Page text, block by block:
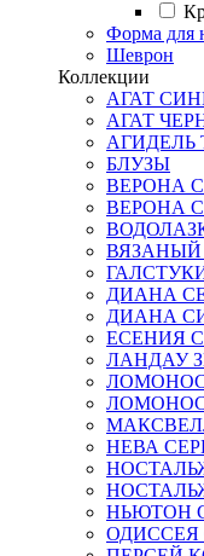
Форма для
Шеврон
Коллекции
АГАТ
АГАТ
АГИДЕЛЬ
БЛУЗЫ
ВЕРОНА
ВЕРОНА
ДИАНА
ДИАНА
ЕСЕНИЯ
ЛАНДАУ
НЕВА
НЬЮТОН